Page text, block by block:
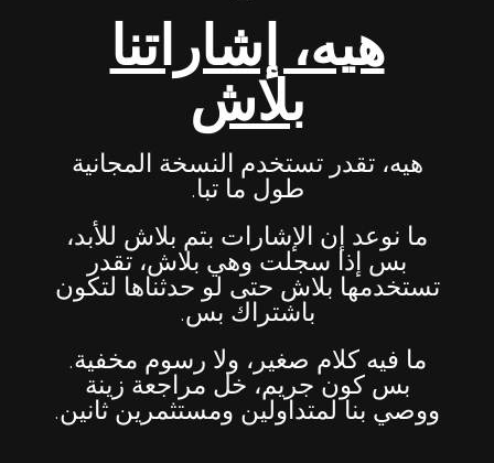
هيه، إشاراتنا
بلاش
هيه، تقدر تستخدم النسخة المجانية
طول ما تبا.
ما نوعد إن الإشارات بتم بلاش للأبد،
بس إذا سجلت وهي بلاش، تقدر
تستخدمها بلاش حتى لو حدثناها لتكون
باشتراك بس.
ما فيه كلام صغير، ولا رسوم مخفية.
بس كون جريم، خل مراجعة زينة
ووصي بنا لمتداولين ومستثمرين ثانين.